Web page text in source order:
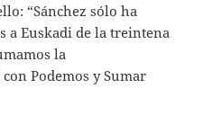
“Sánchez sólo ha
a Euskadi de la treintena
la
Podemos y Sumar